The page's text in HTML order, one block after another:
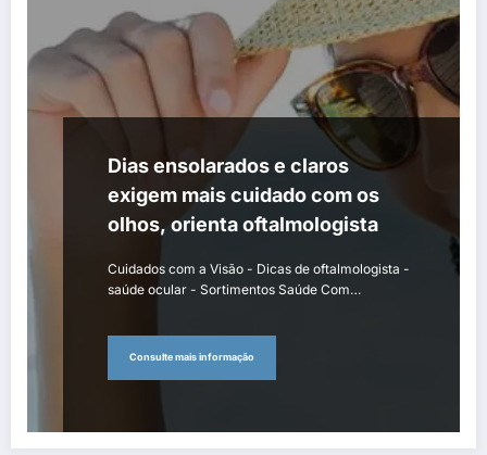
Dias ensolarados e claros
exigem mais cuidado com os
olhos, orienta oftalmologista
Cuidados com a Visão - Dicas de oftalmologista -
saúde ocular - Sortimentos Saúde Com…
Consulte mais informação